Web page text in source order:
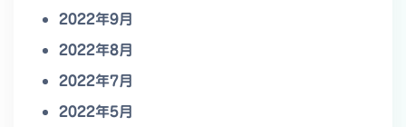
2022年9月
2022年8月
2022年7月
2022年5月